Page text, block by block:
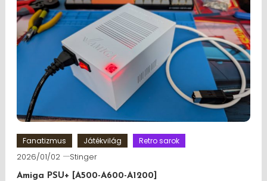
Fanatizmus Játékvilág Retro sarok
2026/01/02 Stinger
Amiga PSU+ [A500-A600-A1200]